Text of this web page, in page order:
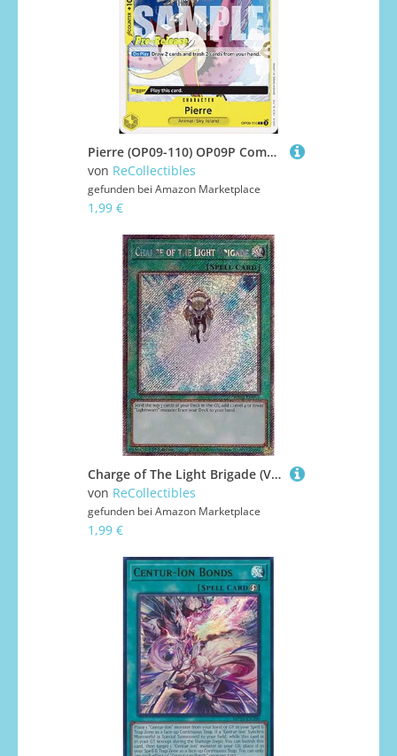
Pierre (OP09-110) OP09P Common Englisch Near Mint - Promos: Emperors in The New World - mit ReCollectibles-Versandschutz - für One Piece
von ReCollectibles
gefunden bei Amazon Marketplace
1,99 €
Charge of The Light Brigade (V.4) RA02-EN055 Platinum Secret Rare Englisch Boosterfrisch 1. Auflage - 25th Anniversary Rarity Collection II - mit ReCollectibles-Versandschutz - für Yu-Gi-Oh!
von ReCollectibles
gefunden bei Amazon Marketplace
1,99 €